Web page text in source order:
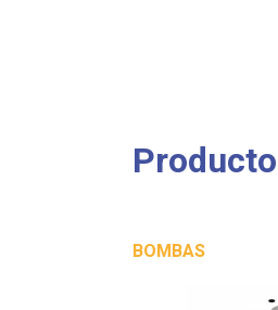
BOMBAS